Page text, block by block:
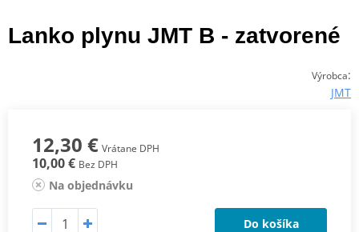
Lanko plynu JMT B - zatvorené
Výrobca:
JMT
12,30 € Vrátane DPH
10,00 € Bez DPH
Na objednávku
Do košíka